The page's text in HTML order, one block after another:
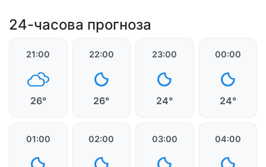
24-часова прогноза
21:00
26°
22:00
26°
23:00
24°
00:00
24°
01:00 02:00 03:00 04:00